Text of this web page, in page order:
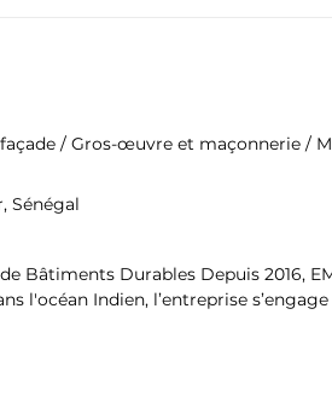
/ Gros-œuvre et maçonnerie /
Sénégal
Bâtiments Durables Depuis 2016,
l'océan Indien, l’entreprise